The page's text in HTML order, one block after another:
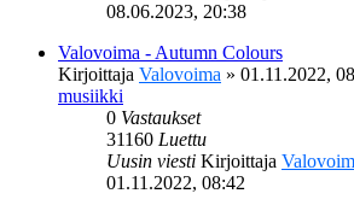
08.06.2023, 20:38
Valovoima - Autumn Colours
Kirjoittaja Valovoima » 01.11.2022,
musiikki
0 Vastaukset
31160 Luettu
Uusin viesti Kirjoittaja
01.11.2022, 08:42